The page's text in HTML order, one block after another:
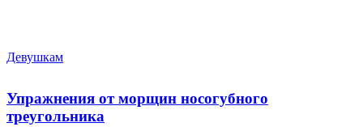
Девушкам
Упражнения от морщин носогубного
треугольника